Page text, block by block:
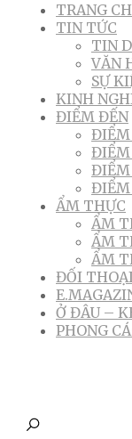
TRANG
TIN TỨC
TIN
VĂN
SỰ
KINH
ĐIỂM ĐẾN
ĐIỂM
ĐIỂM
ĐIỂM
ĐIỂM
ẨM THỰC
ẨM
ẨM
ẨM
ĐỐI
Ở ĐÂU –
PHONG